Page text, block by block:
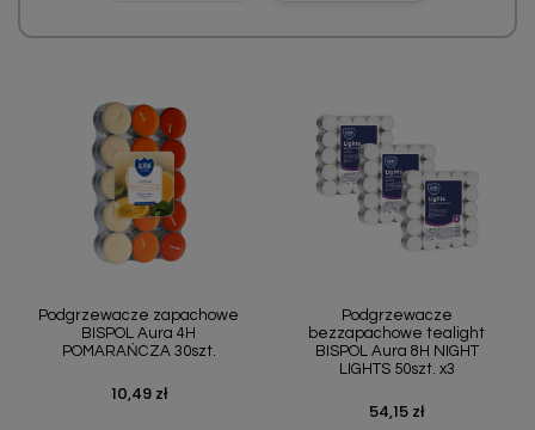
Podgrzewacze zapachowe
BISPOL Aura 4H
POMARAŃCZA 30szt.
Cena
10,49 zł
Podgrzewacze
bezzapachowe tealight
BISPOL Aura 8H NIGHT
LIGHTS 50szt. x3
Cena
54,15 zł